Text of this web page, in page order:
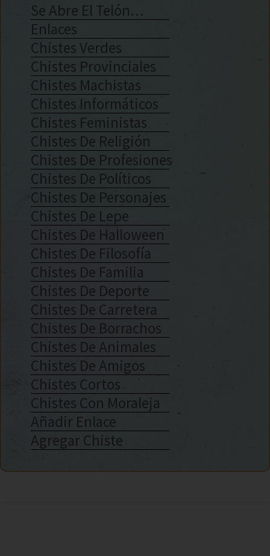
Se Abre El Telón…
Enlaces
Chistes Verdes
Chistes Provinciales
Chistes Machistas
Chistes Informáticos
Chistes Feministas
Chistes De Religión
Chistes De Profesiones
Chistes De Políticos
Chistes De Personajes
Chistes De Lepe
Chistes De Halloween
Chistes De Filosofía
Chistes De Familia
Chistes De Deporte
Chistes De Carretera
Chistes De Borrachos
Chistes De Animales
Chistes De Amigos
Chistes Cortos
Chistes Con Moraleja
Añadir Enlace
Agregar Chiste